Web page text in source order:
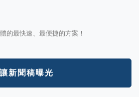
的最快速、最便捷的方案！
讓新聞稿曝光